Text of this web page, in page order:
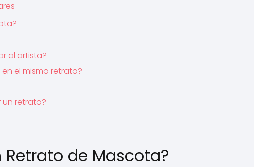
al artista?
el mismo retrato?
retrato?
Retrato de Mascota?